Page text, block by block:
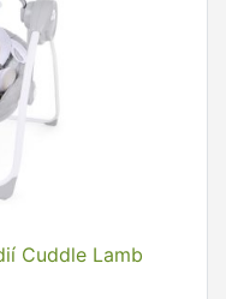
Cuddle Lamb